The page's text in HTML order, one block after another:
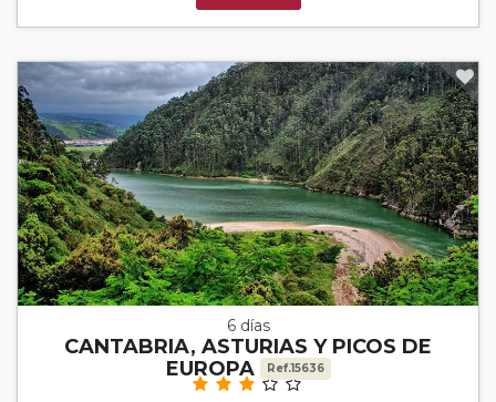
6 días
CANTABRIA, ASTURIAS Y PICOS DE
EUROPA
Ref.15636